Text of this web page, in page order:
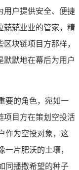
用户提供安全、便捷
兢兢业业的管家，精
块链项目方那样，
默默地在幕后为用户
要的角色，宛如一
项目方在策划空投活
作为空投对象，这
一片肥沃的土壤，
同播撒希望的种子